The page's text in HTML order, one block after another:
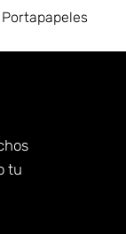
Portapapeles
tu